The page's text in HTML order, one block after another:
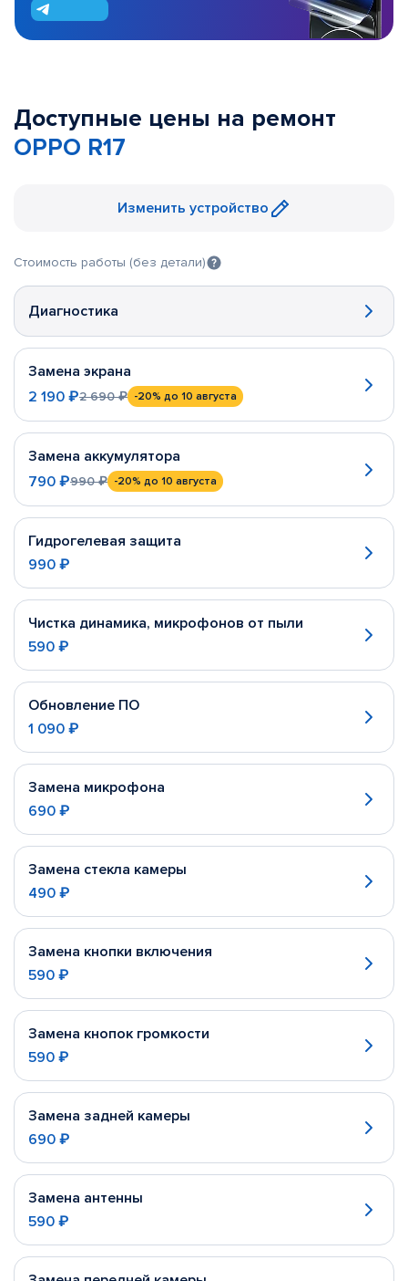
Доступные цены на ремонт
OPPO R17
Изменить устройство
Стоимость работы (без детали)
Диагностика
Замена экрана
2 190 ₽2 690 ₽ -20% до 10 августа
Замена аккумулятора
790 ₽990 ₽ -20% до 10 августа
Гидрогелевая защита
990 ₽
Чистка динамика, микрофонов от пыли
590 ₽
Обновление ПО
1 090 ₽
Замена микрофона
690 ₽
Замена стекла камеры
490 ₽
Замена кнопки включения
590 ₽
Замена кнопок громкости
590 ₽
Замена задней камеры
690 ₽
Замена антенны
590 ₽